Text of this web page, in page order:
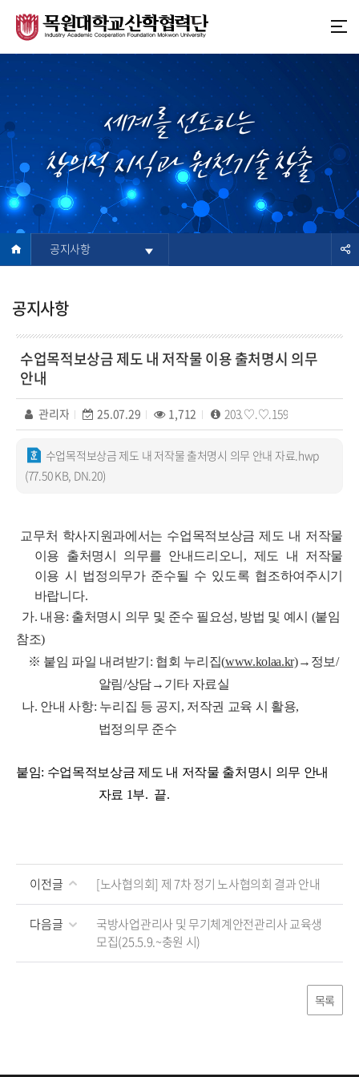
로
가
바
로
기
세계를 선도하는
창의적 지식과 원천기술 창출
공지사항
공지사항
수업목적보상금 제도 내 저작물 이용 출처명시 의무
안내
관리자 25.07.29 1,712 203.♡.♡.159
수업목적보상금 제도 내 저작물 출처명시 의무 안내 자료.hwp
(77.50 KB, DN.20)
교무처 학사지원과에서는 수업목적보상금 제도 내 저작물
이용 출처명시 의무를 안내드리오니, 제도 내 저작물
이용 시 법정의무가 준수될 수 있도록 협조하여주시기
바랍니다.
가. 내용: 출처명시 의무 및 준수 필요성, 방법 및 예시 (붙임
참조)
※ 붙임 파일 내려받기: 협회 누리집(www.kolaa.kr)→정보/
알림/상담→기타 자료실
나. 안내 사항: 누리집 등 공지, 저작권 교육 시 활용,
법정의무 준수
붙임: 수업목적보상금 제도 내 저작물 출처명시 의무 안내
자료 1부. 끝.
이전글 [노사협의회] 제 7차 정기 노사협의회 결과 안내
다음글
국방사업관리사 및 무기체계안전관리사 교육생
모집(25.5.9.~충원 시)
목록